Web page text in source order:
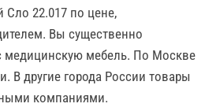
Сло 22.017 по цене,
Вы существенно
медицинскую мебель. По Москве
В другие города России товары
компаниями.